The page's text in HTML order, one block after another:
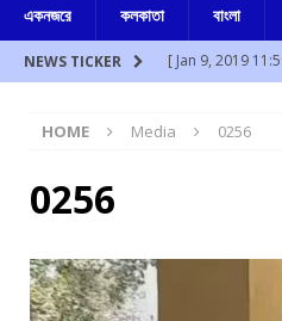
একনজরে কলকাতা বাংলা
NEWS TICKER [ Jan 9, 2019
[ Aug 6, 2026
[ Aug 6, 2026
[ Jul 17, 2024
HOME Media 0256
0256